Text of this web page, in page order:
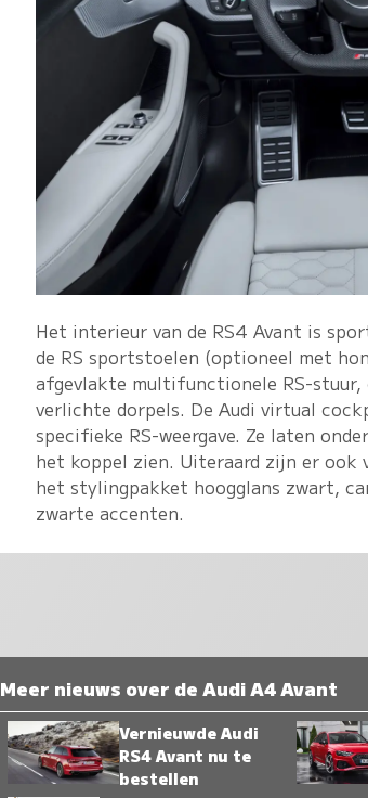
Het interieur van de RS4 Avant is
de RS sportstoelen (optioneel met
afgevlakte multifunctionele RS-stuur,
verlichte dorpels. De Audi virtual
specifieke RS-weergave. Ze laten
het koppel zien. Uiteraard zijn er ook
het stylingpakket hoogglans zwart,
zwarte accenten.
Meer nieuws over de Audi A4 Avant
Vernieuwde Audi
RS4 Avant nu te
bestellen